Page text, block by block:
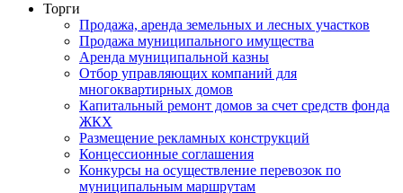
Торги
Продажа, аренда земельных и лесных участков
Продажа муниципального имущества
Аренда муниципальной казны
Отбор управляющих компаний для
многоквартирных домов
Капитальный ремонт домов за счет средств фонда
ЖКХ
Размещение рекламных конструкций
Концессионные соглашения
Конкурсы на осуществление перевозок по
муниципальным маршрутам